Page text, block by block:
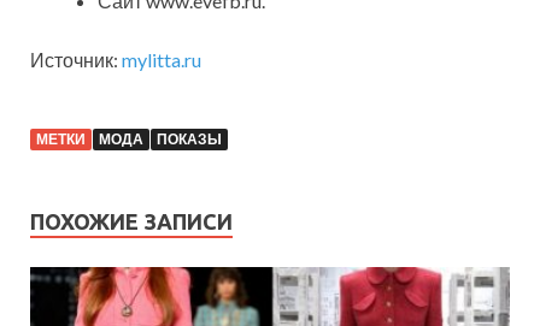
Источник: mylitta.ru
МЕТКИ МОДА ПОКАЗЫ
ПОХОЖИЕ ЗАПИСИ